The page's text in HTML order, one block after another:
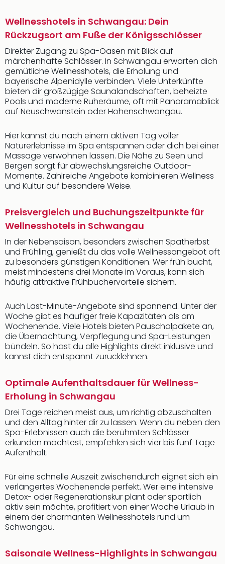
Wellnesshotels in Schwangau: Dein
Rückzugsort am Fuße der Königsschlösser
Direkter Zugang zu Spa-Oasen mit Blick auf
märchenhafte Schlösser. In Schwangau erwarten dich
gemütliche Wellnesshotels, die Erholung und
bayerische Alpenidylle verbinden. Viele Unterkünfte
bieten dir großzügige Saunalandschaften, beheizte
Pools und moderne Ruheräume, oft mit Panoramablick
auf Neuschwanstein oder Hohenschwangau.
Hier kannst du nach einem aktiven Tag voller
Naturerlebnisse im Spa entspannen oder dich bei einer
Massage verwöhnen lassen. Die Nähe zu Seen und
Bergen sorgt für abwechslungsreiche Outdoor-
Momente. Zahlreiche Angebote kombinieren Wellness
und Kultur auf besondere Weise.
Preisvergleich und Buchungszeitpunkte für
Wellnesshotels in Schwangau
In der Nebensaison, besonders zwischen Spätherbst
und Frühling, genießt du das volle Wellnessangebot oft
zu besonders günstigen Konditionen. Wer früh bucht,
meist mindestens drei Monate im Voraus, kann sich
häufig attraktive Frühbuchervorteile sichern.
Auch Last-Minute-Angebote sind spannend. Unter der
Woche gibt es häufiger freie Kapazitäten als am
Wochenende. Viele Hotels bieten Pauschalpakete an,
die Übernachtung, Verpflegung und Spa-Leistungen
bündeln. So hast du alle Highlights direkt inklusive und
kannst dich entspannt zurücklehnen.
Optimale Aufenthaltsdauer für Wellness-
Erholung in Schwangau
Drei Tage reichen meist aus, um richtig abzuschalten
und den Alltag hinter dir zu lassen. Wenn du neben den
Spa-Erlebnissen auch die berühmten Schlösser
erkunden möchtest, empfehlen sich vier bis fünf Tage
Aufenthalt.
Für eine schnelle Auszeit zwischendurch eignet sich ein
verlängertes Wochenende perfekt. Wer eine intensive
Detox- oder Regenerationskur plant oder sportlich
aktiv sein möchte, profitiert von einer Woche Urlaub in
einem der charmanten Wellnesshotels rund um
Schwangau.
Saisonale Wellness-Highlights in Schwangau